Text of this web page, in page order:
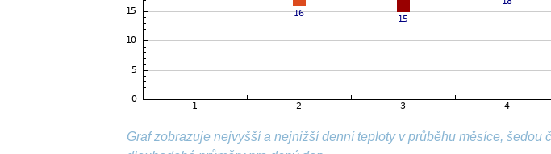
Graf zobrazuje nejvyšší a nejnižší denní teploty v průběhu měsíce, šedou